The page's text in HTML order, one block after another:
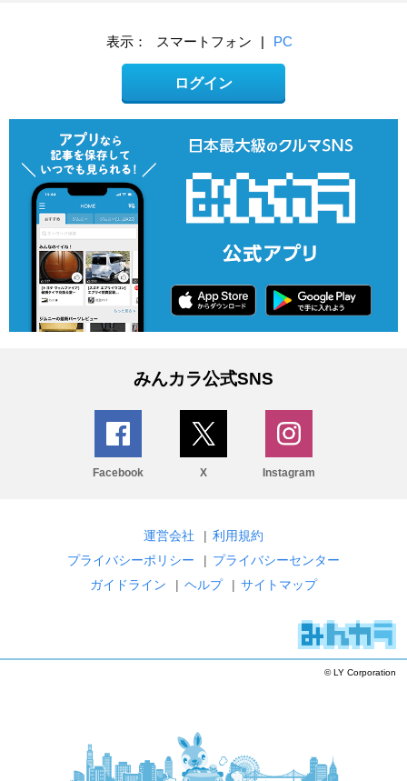
表示： スマートフォン | PC
ログイン
みんカラ公式SNS
Facebook X Instagram
運営会社 | 利用規約
プライバシーポリシー
| プライバシーセンター
ガイドライン
| ヘルプ | サイトマップ
© LY Corporation